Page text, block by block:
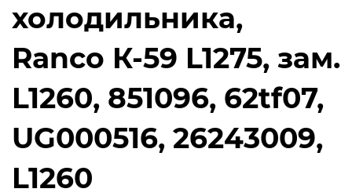
холодильника,
Ranco К-59 L1275, зам.
L1260, 851096, 62tf07,
UG000516, 26243009,
L1260